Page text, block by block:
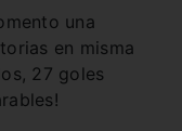
una
en misma
27 goles